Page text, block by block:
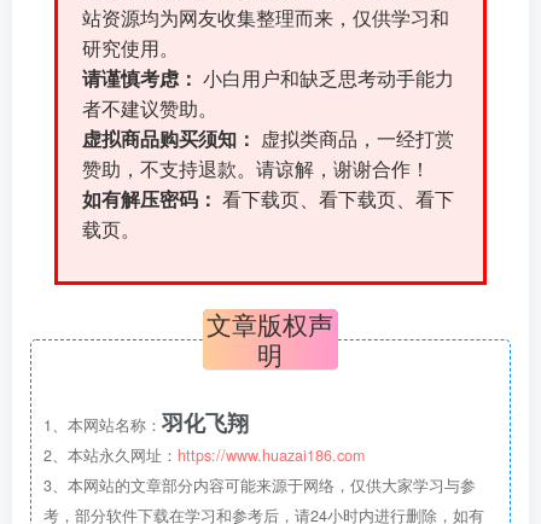
站资源均为网友收集整理而来，仅供学习和
研究使用。
请谨慎考虑： 小白用户和缺乏思考动手能力
者不建议赞助。
虚拟商品购买须知：
虚拟类商品，一经打赏
赞助，不支持退款。请谅解，谢谢合作！
如有解压密码： 看下载页、看下载页、看下
载页。
文章版权声
明
1、本网站名称： 羽化飞翔
2、本站永久网址： https://www.huazai186.com
3、本网站的文章部分内容可能来源于网络，仅供大家学习与参
考，部分软件下载在学习和参考后，请24小时内进行删除，如有